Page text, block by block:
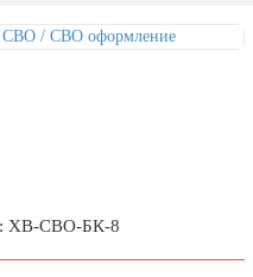
ХВ-СВО-БК-8